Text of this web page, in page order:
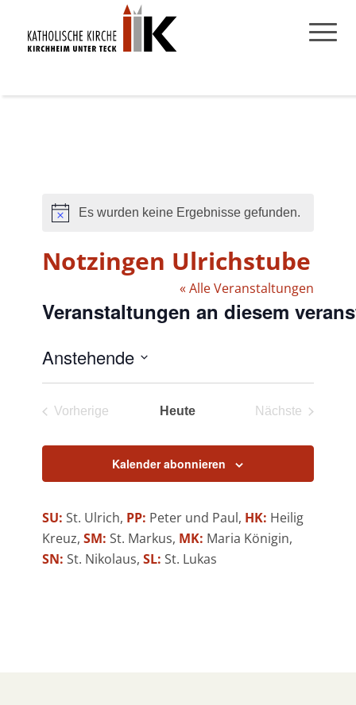
Hinweis
Es wurden keine Ergebnisse gefunden.
Notzingen Ulrichstube
« Alle Veranstaltungen
Veranstaltungen an diesem
Anstehende
Datum
Vorherige
Heute
Nächste
Kalender abonnieren
SU: St. Ulrich, PP: Peter und Paul, HK: Heilig
Kreuz,SM: St. Markus, MK: Maria Königin,
SN: St. Nikolaus,SL: St. Lukas